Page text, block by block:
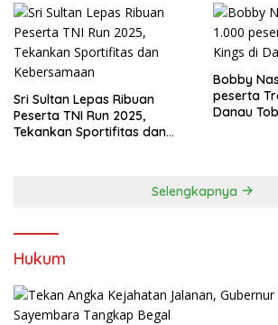
Sri Sultan Lepas Ribuan
Peserta TNI Run 2025,
Tekankan Sportifitas dan
Bobby
peserta
Danau
Selengkapnya
Hukum